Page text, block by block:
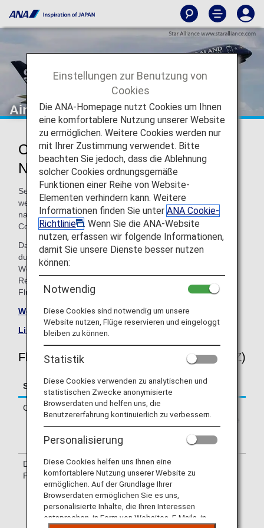
Air New Zealand (NZ)
Codeshare-Informationen für Air
New Zealand
Services für von ANA durchgeführte Codeshare-Flüge
werden von der durchführenden Fluggesellschaft wie
nachfolgend angegeben erbracht. Wenn Sie einen
Codeshare-Flug nutzen, beachten Sie bitte Folgendes.
Darüber hinaus gelten die Geschäftsbedingungen der
durchführenden Fluggesellschaft für bestimmte Punkte.
Weitere Informationen erhalten Sie zum Zeitpunkt der
Reservierung, oder Sie kontaktieren die durchführende
Fluggesellschaft direkt.
Website von Air New Zealand besuchen
Liste von Codeshare-Flügen
Fluginformationen für Air New Zealand (NZ)
Service Beschreibung
Check-in
Check-in am Schalter von Air New
Zealand (NZ). Informieren Sie sich bitte
angegebene Abflugterminal.
Durchführende
Fluggesellschaft
Einige Flüge werden ggf. von den
Codeshare-Fluggesellschaften von Air
New Zealand durchgeführt, darunter
Wamos Air. Die angebotenen Services
können von den auf Air New Zealand-
Flügen gebotenen Services abweichen.
Einstellungen zur Benutzung von
Cookies
Die ANA-Homepage nutzt Cookies um Ihnen
eine komfortablere Nutzung unserer Website
zu ermöglichen. Weitere Cookies werden nur
mit Ihrer Zustimmung verwendet. Bitte
beachten Sie jedoch, dass die Ablehnung
solcher Cookies ordnungsgemäße
Funktionen einer Reihe von Website-
Elementen verhindern kann. Weitere
Informationen finden Sie unter ANA Cookie-
Richtlinie
. Wenn Sie die ANA-Website
nutzen, erfassen wir folgende Informationen,
damit Sie unsere Dienste besser nutzen
können:
Notwendig
Diese Cookies sind notwendig um unsere
Website nutzen, Flüge reservieren und eingeloggt
bleiben zu können.
Statistik
Diese Cookies verwenden zu analytischen und
statistischen Zwecke anonymisierte
Browserdaten und helfen uns, die
Benutzererfahrung kontinuierlich zu verbessern.
Personalisierung
Diese Cookies helfen uns Ihnen eine
komfortablere Nutzung unserer Website zu
ermöglichen. Auf der Grundlage Ihrer
Browserdaten ermöglichen Sie es uns,
personalisierte Inhalte, die Ihren Interessen
entsprechen, in Form von Websites, E-Mails, in